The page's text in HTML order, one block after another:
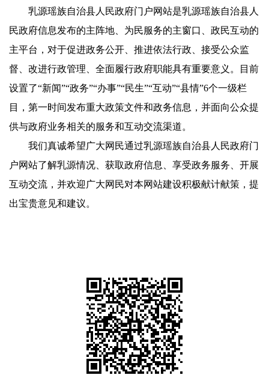
乳源瑶族自治县人民政府门户网站是乳源瑶族自治县人
民政府信息发布的主阵地、为民服务的主窗口、政民互动的
主平台，对于促进政务公开、推进依法行政、接受公众监
督、改进行政管理、全面履行政府职能具有重要意义。目前
设置了“新闻”“政务”“办事”“民生”“互动”“县情”6个一级栏
目，第一时间发布重大政策文件和政务信息，并面向公众提
供与政府业务相关的服务和互动交流渠道。
我们真诚希望广大网民通过乳源瑶族自治县人民政府门
户网站了解乳源情况、获取政府信息、享受政务服务、开展
互动交流，并欢迎广大网民对本网站建设积极献计献策，提
出宝贵意见和建议。